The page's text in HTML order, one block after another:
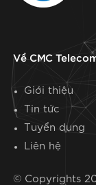
Về CMC
Giới thiệu
Tin tức
Tuyển dụng
Liên hệ
© Copyrights
Trong
thiết kế
năng và khả
lựa chọn
nhanh, linh